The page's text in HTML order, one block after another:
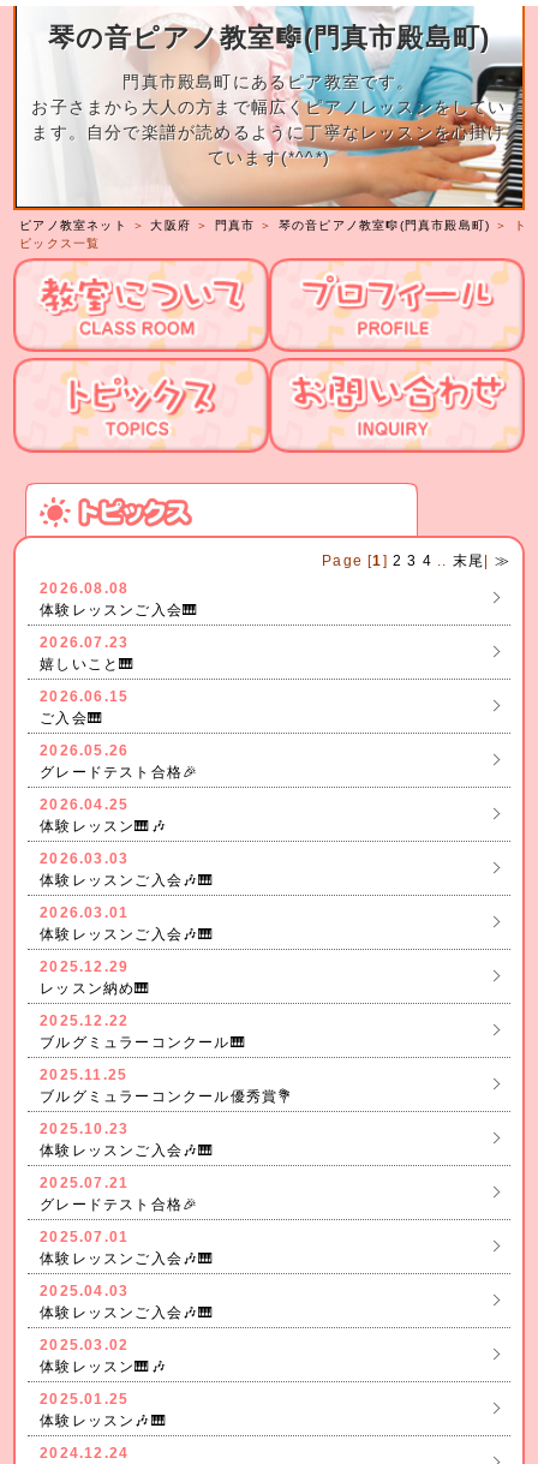
琴の音ピアノ教室🎼(門真市殿島町)
門真市殿島町にあるピア教室です。
お子さまから大人の方まで幅広くピアノレッスンをしてい
ます。自分で楽譜が読めるように丁寧なレッスンを心掛け
ています(*^^*)
ピアノ教室ネット ＞大阪府 ＞ 門真市 ＞ 琴の音ピアノ教室🎼(門真市殿島町)
＞ ト
ピックス一覧
Page [1 ] 2 3 4 末尾 | ≫
2026.08.08
体験レッスンご入会🎹
2026.07.23
嬉しいこと🎹
2026.06.15
ご入会🎹
2026.05.26
グレードテスト合格🎉
2026.04.25
体験レッスン🎹🎶
2026.03.03
体験レッスンご入会🎶🎹
2026.03.01
体験レッスンご入会🎶🎹
2025.12.29
レッスン納め🎹
2025.12.22
ブルグミュラーコンクール🎹
2025.11.25
ブルグミュラーコンクール優秀賞💐
2025.10.23
体験レッスンご入会🎶🎹
2025.07.21
グレードテスト合格🎉
2025.07.01
体験レッスンご入会🎶🎹
2025.04.03
体験レッスンご入会🎶🎹
2025.03.02
体験レッスン🎹🎶
2025.01.25
体験レッスン🎶🎹
2024.12.24